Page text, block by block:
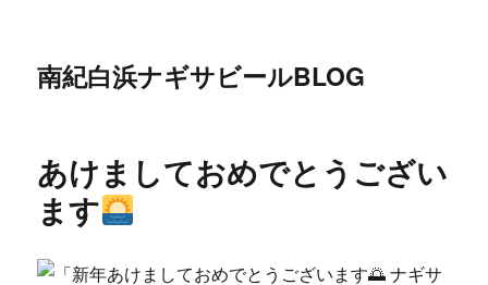
南紀白浜ナギサビールBLOG
あけましておめでとうござい
ます